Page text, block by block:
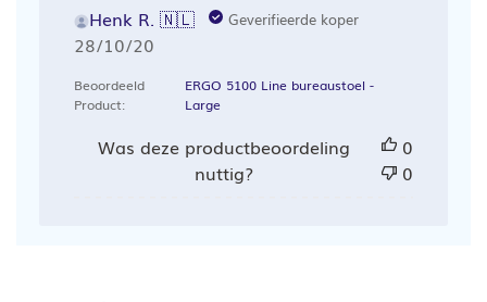
Henk R. 🇳🇱
Geverifieerde koper
Publicatiedatum
28/10/20
Beoordeeld
Product:
ERGO 5100 Line bureaustoel -
Large
Was deze productbeoordeling
nuttig?
0
0